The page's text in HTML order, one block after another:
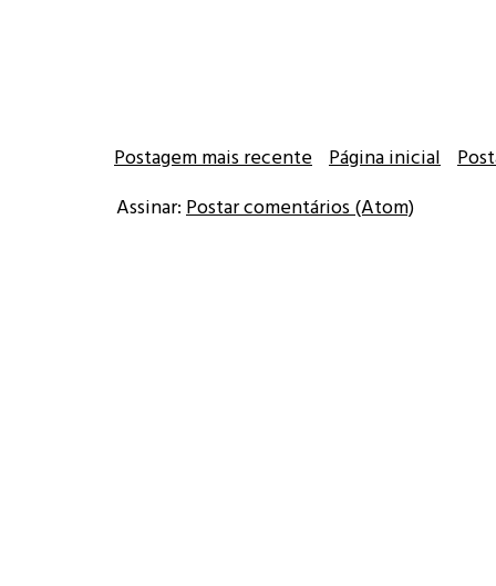
Postagem mais recente Página inicial
Assinar: Postar comentários (Atom)